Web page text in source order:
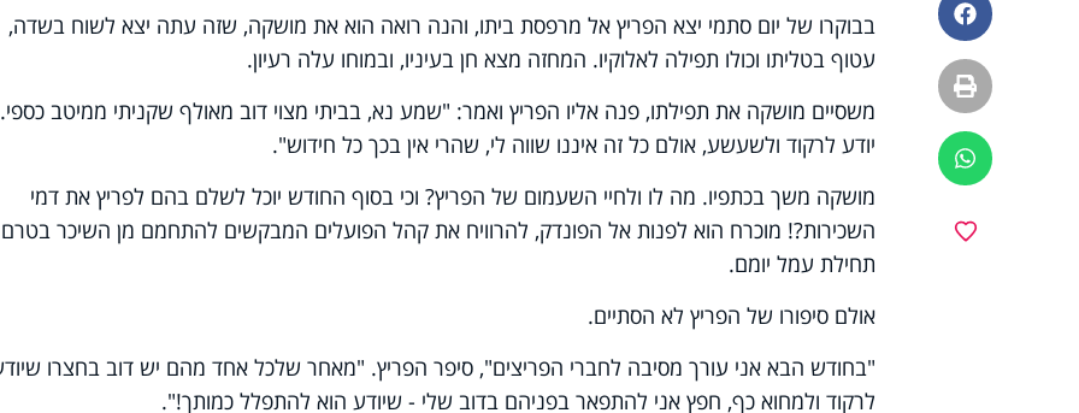
פייסבוק
הדפסה
ווטסאפ
בבוקרו של יום סתמי יצא הפריץ אל מרפסת ביתו, והנה רואה הוא את מושקה, שזה עתה יצא לשוח בשדה,
עטוף בטליתו וכולו תפילה לאלוקיו. המחזה מצא חן בעיניו, ובמוחו עלה רעיון.
משסיים מושקה את תפילתו, פנה אליו הפריץ ואמר: "שמע נא, בביתי מצוי דוב מאולף שקניתי ממיטב
יודע לרקוד ולשעשע, אולם כל זה איננו שווה לי, שהרי אין בכך כל חידוש".
מושקה משך בכתפיו. מה לו ולחיי השעמום של הפריץ? וכי בסוף החודש יוכל לשלם בהם לפריץ את דמי
השכירות?! מוכרח הוא לפנות אל הפונדק, להרוויח את קהל הפועלים המבקשים להתחמם מן השיכר בטרם
תחילת עמל יומם.
אולם סיפורו של הפריץ לא הסתיים.
"בחודש הבא אני עורך מסיבה לחברי הפריצים", סיפר הפריץ. "מאחר שלכל אחד מהם יש דוב בחצרו
לרקוד ולמחוא כף, חפץ אני להתפאר בפניהם בדוב שלי - שיודע הוא להתפלל כמותך!".